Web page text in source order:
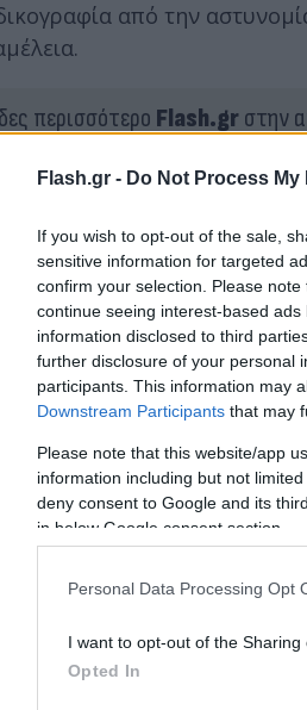
Flash.gr - Do Not Process
If you wish to opt-out of the sale,
sensitive information for targeted
confirm your selection. Please
continue seeing interest-based
information disclosed to third
further disclosure of your personal
participants. This information may
Downstream Participants that may
Please note that this website/app
information including but not
deny consent to Google and its
in below Google consent section.
Personal Data Processing Opt
I want to opt-out of the Sharing
Opted In
από την
περισσότερο Flash.grστην
νταλίκα Βενζινάδικο